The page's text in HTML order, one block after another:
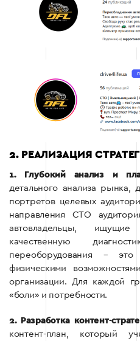
2. РЕАЛИЗАЦИЯ
1. Глубокий анализ и
детального анализа рынка,
портретов целевых
направления СТО
автовладельцы,
качественную
переоборудования –
физическими
организации. Для каждой
«боли» и потребности.
2. Разработка контент-
контент-план, который